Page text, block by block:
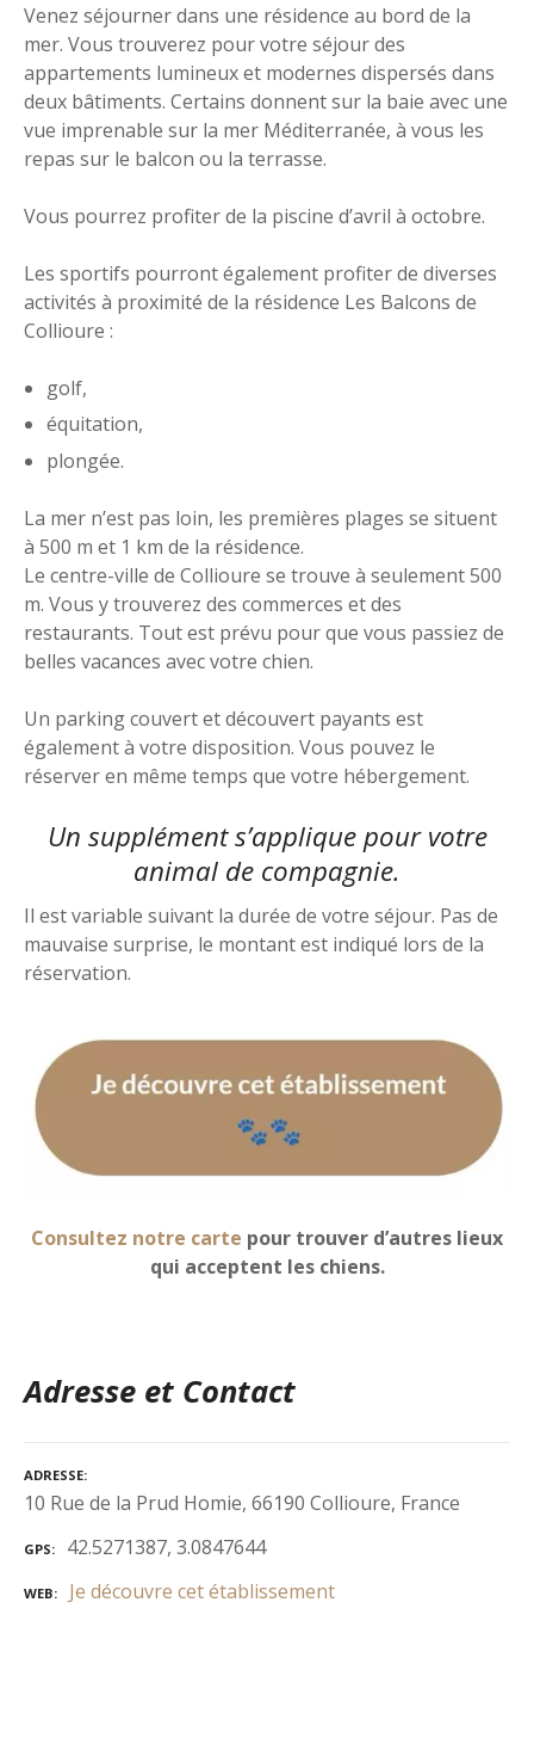
Venez séjourner dans une résidence au bord de la
mer. Vous trouverez pour votre séjour des
appartements lumineux et modernes dispersés dans
deux bâtiments. Certains donnent sur la baie avec une
vue imprenable sur la mer Méditerranée, à vous les
repas sur le balcon ou la terrasse.
Vous pourrez profiter de la piscine d’avril à octobre.
Les sportifs pourront également profiter de diverses
activités à proximité de la résidence Les Balcons de
Collioure :
golf,
équitation,
plongée.
La mer n’est pas loin, les premières plages se situent
à 500 m et 1 km de la résidence.
Le centre-ville de Collioure se trouve à seulement 500
m. Vous y trouverez des commerces et des
restaurants. Tout est prévu pour que vous passiez de
belles vacances avec votre chien.
Un parking couvert et découvert payants est
également à votre disposition. Vous pouvez le
réserver en même temps que votre hébergement.
Un supplément s’applique pour votre
animal de compagnie.
Il est variable suivant la durée de votre séjour. Pas de
mauvaise surprise, le montant est indiqué lors de la
réservation.
Consultez notre carte pour trouver d’autres lieux
qui acceptent les chiens.
Adresse et Contact
ADRESSE
10 Rue de la Prud Homie, 66190 Collioure, France
GPS 42.5271387, 3.0847644
WEB Je découvre cet établissement